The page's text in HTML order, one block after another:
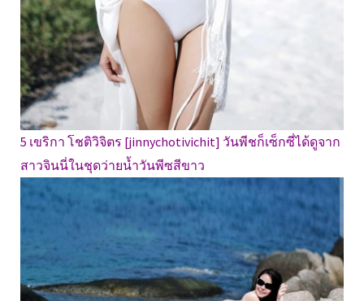
5 เขริกา โชติวิจิตร [jinnychotivichit] วันพีชก็เซ็กซี่ได้ดูจาก
สาวจินนี่ในชุดว่ายน้ำวันพีซสีขาว